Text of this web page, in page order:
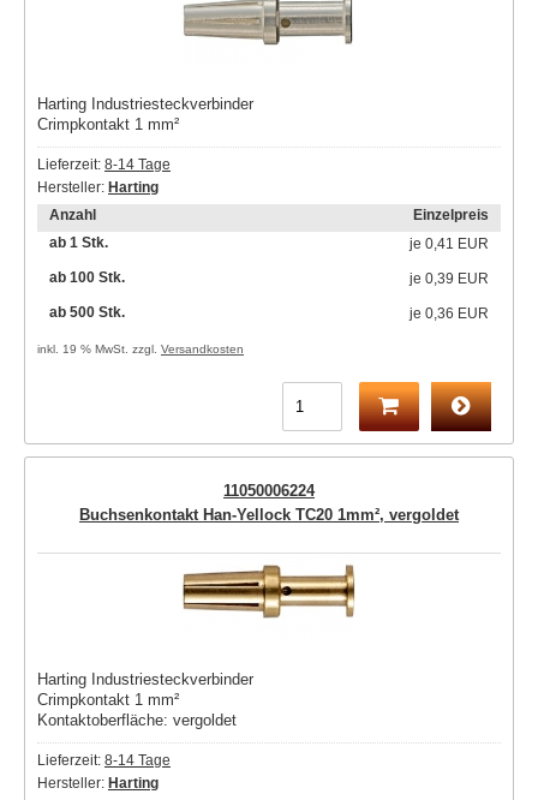
Harting Industriesteckverbinder
Crimpkontakt 1 mm²
Lieferzeit: 8-14 Tage
Hersteller: Harting
Anzahl
Einzelpreis
ab 1 Stk.
je 0,41 EUR
ab 100 Stk.
je 0,39 EUR
ab 500 Stk.
je 0,36 EUR
inkl. 19 % MwSt. zzgl. Versandkosten
11050006224
Buchsenkontakt Han-Yellock TC20 1mm², vergoldet
Harting Industriesteckverbinder
Crimpkontakt 1 mm²
Kontaktoberfläche: vergoldet
Lieferzeit: 8-14 Tage
Hersteller: Harting